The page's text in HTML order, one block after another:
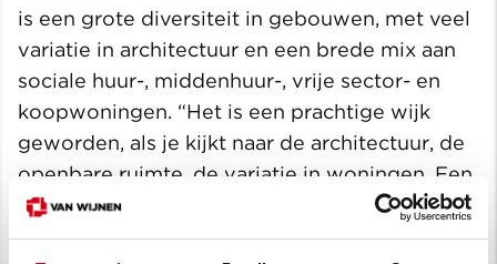
is een grote diversiteit in gebouwen, met veel
variatie in architectuur en een brede mix aan
sociale huur-, middenhuur-, vrije sector- en
koopwoningen. “Het is een prachtige wijk
geworden, als je kijkt naar de architectuur, de
openbare ruimte, de variatie in woningen. Een
plek die écht bij de stad hoort”, aldus Arjan
van Meijeren, directeurprojectontwikkelingbij